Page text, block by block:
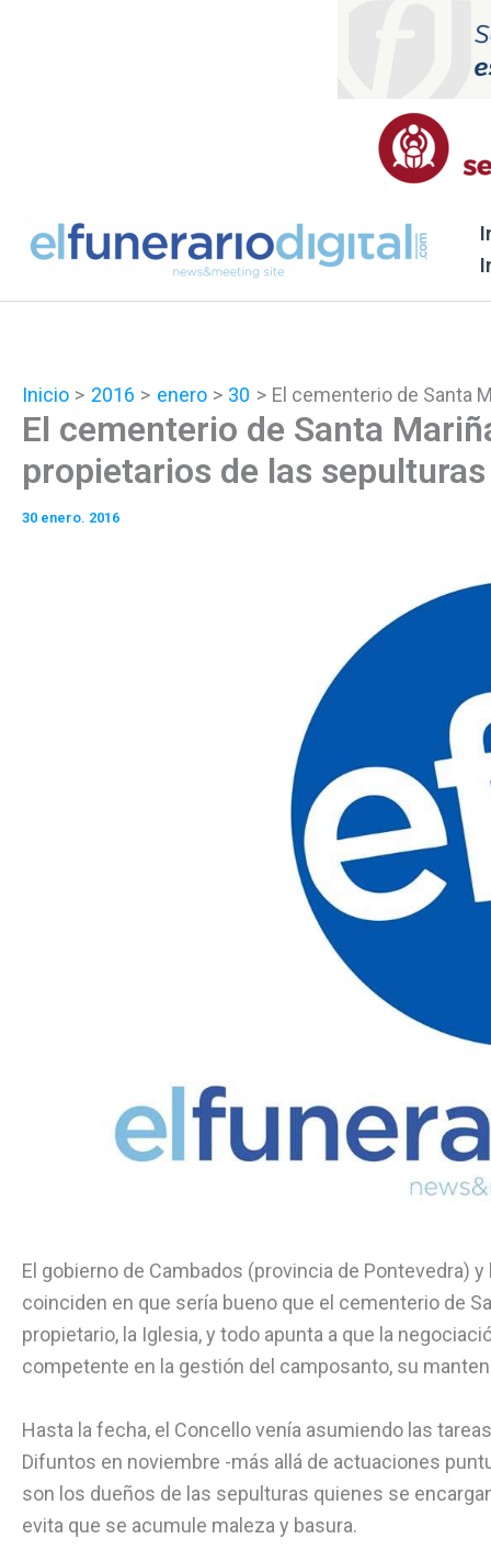
Inicio 2016 enero 30 El cementerio de Santa
El cementerio de Santa
propietarios de las sepulturas
30 enero. 2016
El gobierno de Cambados (provincia de Pontevedra)
coinciden en que sería bueno que el cementerio de
propietario, la Iglesia, y todo apunta a que la
competente en la gestión del camposanto, su
Hasta la fecha, el Concello venía asumiendo las
Difuntos en noviembre -más allá de actuaciones
son los dueños de las sepulturas quienes se
evita que se acumule maleza y basura.